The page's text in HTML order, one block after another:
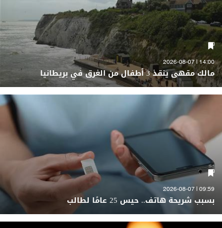
14:00 | 2026-08-07
مالك مقهى ينقذ 3 أطفال من الغرق في بريطانيا
09:59 | 2026-08-07
بسبب شريحة هاتف.. حيس 25 عامًا لطالب